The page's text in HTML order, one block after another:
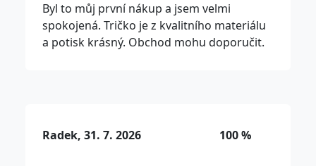
Byl to můj první nákup a jsem velmi
spokojená. Tričko je z kvalitního materiálu
a potisk krásný. Obchod mohu doporučit.
Radek, 31. 7. 2026 100 %